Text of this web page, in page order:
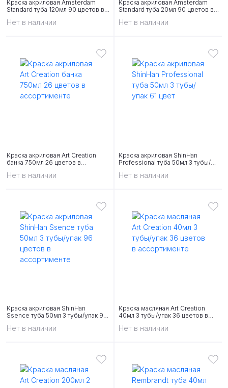
Нет в наличии
Краска акриловая Amsterdam
Standard туба 120мл 90 цветов в
Нет в наличии
Краска акриловая Amsterdam
Standard туба 20мл 90 цветов в
Нет в наличии
Краска акриловая Art Creation
банка 750мл 26 цветов в
Нет в наличии
Краска акриловая ShinHan
Professional туба 50мл 3 тубы/
Нет в наличии
Краска акриловая ShinHan
Ssence туба 50мл 3 тубы/упак 96
Нет в наличии
Краска масляная Art Creation
40мл 3 тубы/упак 36 цветов в